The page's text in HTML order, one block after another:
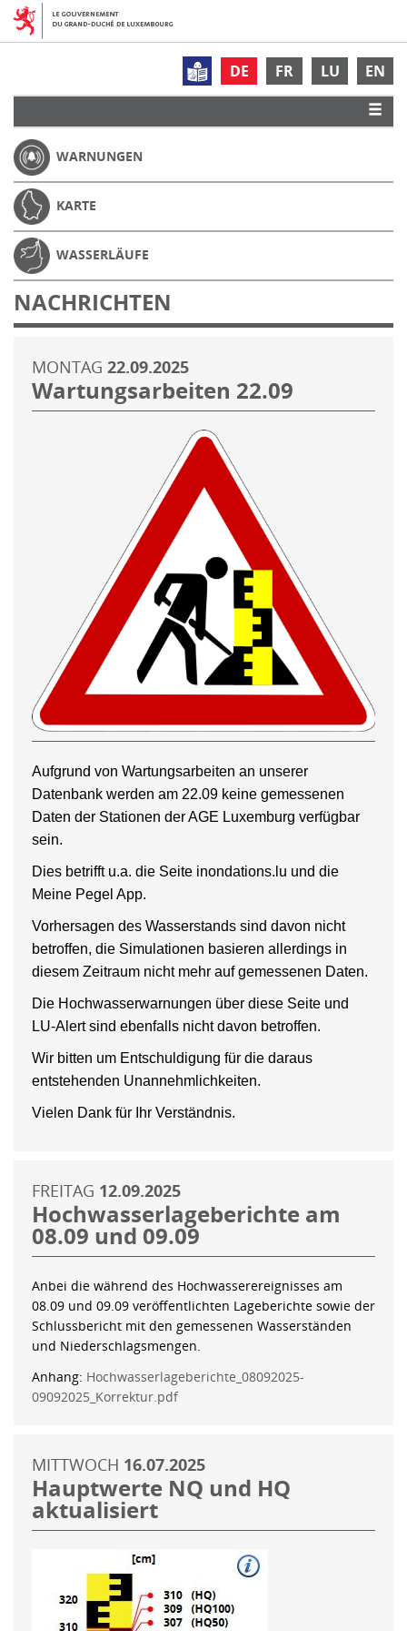
DE FR LU EN
WARNUNGEN
KARTE
WASSERLÄUFE
NACHRICHTEN
MONTAG 22.09.2025
Wartungsarbeiten 22.09
Aufgrund von Wartungsarbeiten an unserer
Datenbank werden am 22.09 keine gemessenen
Daten der Stationen der AGE Luxemburg verfügbar
sein.
Dies betrifft u.a. die Seite inondations.lu und die
Meine Pegel App.
Vorhersagen des Wasserstands sind davon nicht
betroffen, die Simulationen basieren allerdings in
diesem Zeitraum nicht mehr auf gemessenen Daten.
Die Hochwasserwarnungen über diese Seite und
LU-Alert sind ebenfalls nicht davon betroffen.
Wir bitten um Entschuldigung für die daraus
entstehenden Unannehmlichkeiten.
Vielen Dank für Ihr Verständnis.
FREITAG 12.09.2025
Hochwasserlageberichte am
08.09 und 09.09
Anbei die während des Hochwasserereignisses am
08.09 und 09.09 veröffentlichten Lageberichte sowie der
Schlussbericht mit den gemessenen Wasserständen
und Niederschlagsmengen.
Anhang: Hochwasserlageberichte_08092025-
09092025_Korrektur.pdf
MITTWOCH 16.07.2025
Hauptwerte NQ und HQ
aktualisiert